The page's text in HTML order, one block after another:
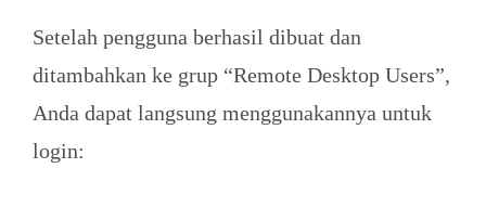
Setelah pengguna berhasil dibuat dan
ditambahkan ke grup “Remote Desktop Users”,
Anda dapat langsung menggunakannya untuk
login: